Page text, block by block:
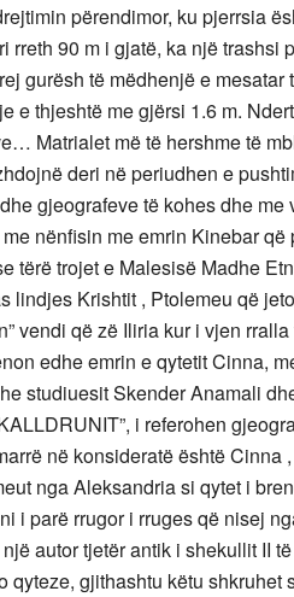
përendimor, ku pjerrsia
90 m i gjatë, ka një trashsi
gurësh të mëdhenjë e mesatar
e thjeshtë me gjërsi 1.6 m.
Matrialet më të hershme të
deri në periudhen e
gjeografeve të kohes dhe me
nënfisin me emrin Kinebar që
tërë trojet e Malesisë Madhe
lindjes Krishtit , Ptolemeu që
vendi që zë Iliria kur i vjen
edhe emrin e qytetit Cinna,
studiuesit Skender Anamali
i referohen
në konsideratë është Cinna
nga Aleksandria si qytet i
i parë rrugor i rruges që nisej
autor tjetër antik i shekullit II
gjithashtu këtu shkruhet